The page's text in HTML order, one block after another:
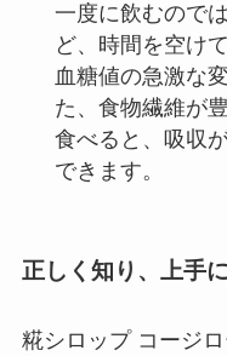
一度に飲むので
ど、時間を空け
血糖値の急激な
た、食物繊維が
食べると、吸収
できます。
正しく知り、上手
糀シロップ コージ